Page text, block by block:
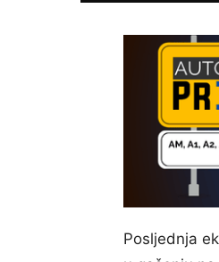
Posljednja